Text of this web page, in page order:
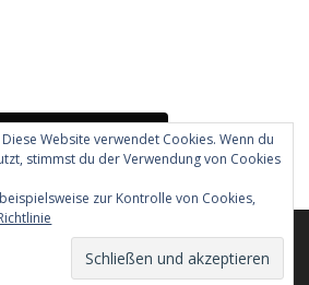
Folg mir auf Instagram
. All Rights Reserved.
Theme bybavotasan.com.
Website verwendet Cookies. Wenn du
stimmst du der Verwendung von Cookies
zur Kontrolle von Cookies,